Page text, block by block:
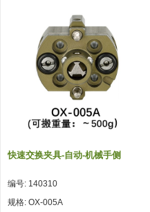
快速交换夹具-自动-机械手侧
编号: 140310
规格: OX-005A
限位模组 (4)
立体框架SUS方钢・方钢端盖・
连接金具 (15)
STAR传感器 (0)
限位开关 (2)
微型开关・限位开关 (6)
L型安装版(限位开关用) (4)
自动开关(有接点・无接点) (1)
光电传感器 (2)
光纤 (2)
微型气缸用配件
矩形气缸用配件
水口夹具
机能夹具
吸盘(螺丝固定式)